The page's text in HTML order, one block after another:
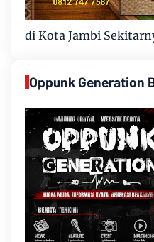
di Kota Jambi
Oppunk Generation